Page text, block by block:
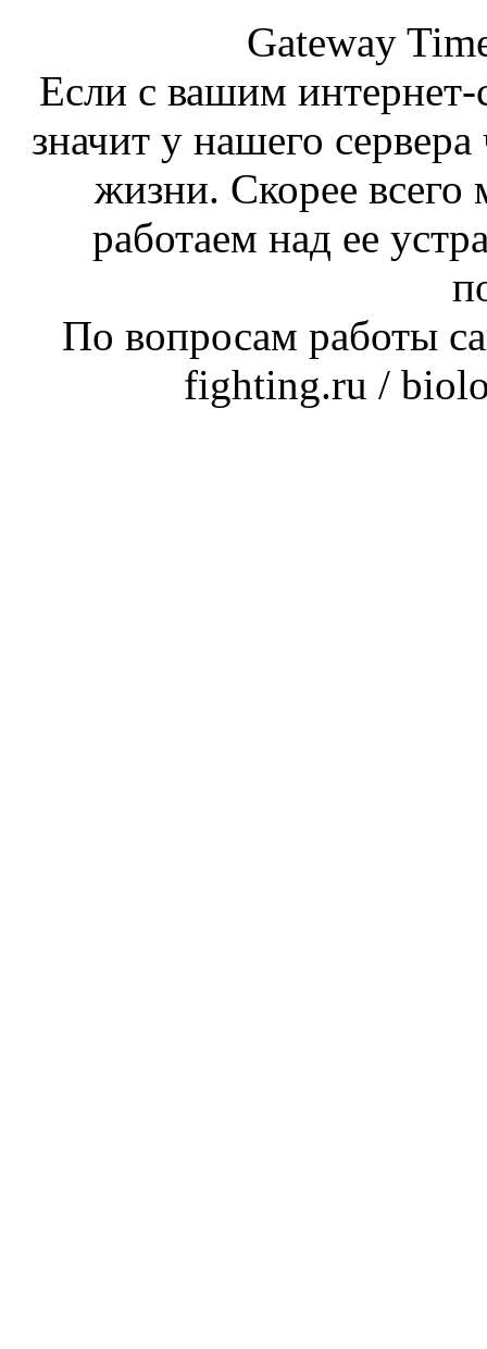
Gateway
Если с вашим интернет-
значит у нашего
жизни. Скорее
работаем над ее
По вопросам работы
fighting.ru /